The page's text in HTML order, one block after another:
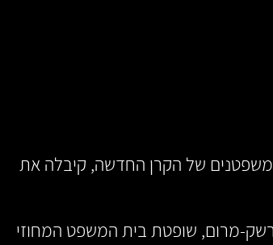
של הקרן החדשה, קיבלה את
מרום, שופטת בית המשפט המחוזי